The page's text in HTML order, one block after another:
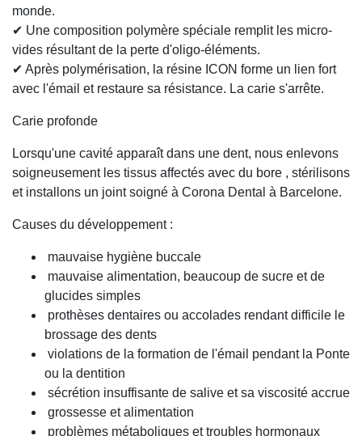
monde.
✔ Une composition polymère spéciale remplit les micro-
vides résultant de la perte d'oligo-éléments.
✔ Après polymérisation, la résine ICON forme un lien fort
avec l'émail et restaure sa résistance. La carie s'arrête.
Carie profonde
Lorsqu'une cavité apparaît dans une dent, nous enlevons
soigneusement les tissus affectés avec du bore , stérilisons
et installons un joint soigné à Corona Dental à Barcelone.
Causes du développement :
mauvaise hygiène buccale
mauvaise alimentation, beaucoup de sucre et de
glucides simples
prothèses dentaires ou accolades rendant difficile le
brossage des dents
violations de la formation de l'émail pendant la Ponte
ou la dentition
sécrétion insuffisante de salive et sa viscosité accrue
grossesse et alimentation
problèmes métaboliques et troubles hormonaux